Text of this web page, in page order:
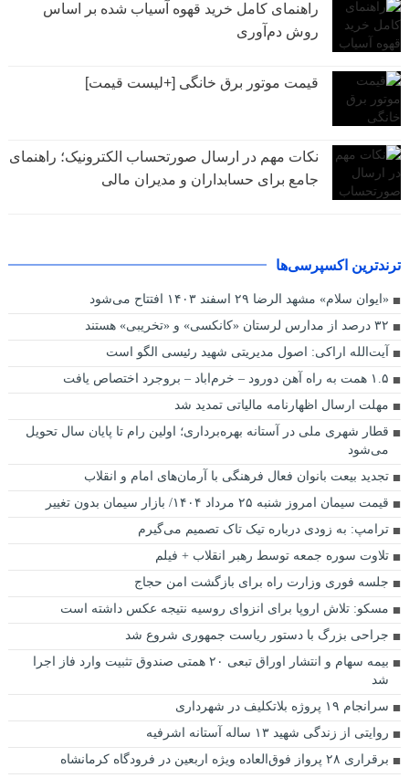
راهنمای کامل خرید قهوه آسیاب شده بر اساس
روش دم‌آوری
قیمت موتور برق خانگی [+لیست قیمت]
نکات مهم در ارسال صورتحساب الکترونیک؛ راهنمای
جامع برای حسابداران و مدیران مالی
ترندترین اکسپرسی‌ها
«ایوان سلام» مشهد الرضا ۲۹ اسفند ۱۴۰۳ افتتاح می‌شود
۳۲ درصد از مدارس لرستان «کانکسی» و «تخریبی» هستند
آیت‌الله اراکی: اصول مدیریتی شهید رئیسی الگو است
۱.۵ همت به راه آهن دورود – خرم‌اباد – بروجرد اختصاص یافت
مهلت ارسال اظهارنامه مالیاتی تمدید شد
قطار شهری ملی در آستانه بهره‌برداری؛ اولین رام تا پایان سال تحویل
می‌شود
تجدید بیعت بانوان فعال فرهنگی با آرمان‌های امام و انقلاب
قیمت سیمان امروز شنبه ۲۵ مرداد ۱۴۰۴/ بازار سیمان بدون تغییر
ترامپ: به زودی درباره تیک تاک تصمیم می‌گیرم
تلاوت سوره جمعه توسط رهبر انقلاب + فیلم
جلسه فوری وزارت راه برای بازگشت امن حجاج
مسکو: تلاش اروپا برای انزوای روسیه نتیجه عکس داشته است
جراحی بزرگ با دستور ریاست جمهوری شروع شد
بیمه سهام و انتشار اوراق تبعی ۲۰ همتی صندوق تثبیت وارد فاز اجرا
شد
سرانجام ۱۹ پروژه بلاتکلیف در شهرداری
روایتی از زندگی شهید ۱۳ ساله آستانه اشرفیه
برقراری ۲۸ پرواز فوق‌العاده ویژه اربعین در فرودگاه کرمانشاه